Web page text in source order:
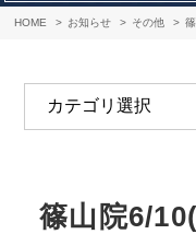
HOME お知らせ その他
篠山院6/